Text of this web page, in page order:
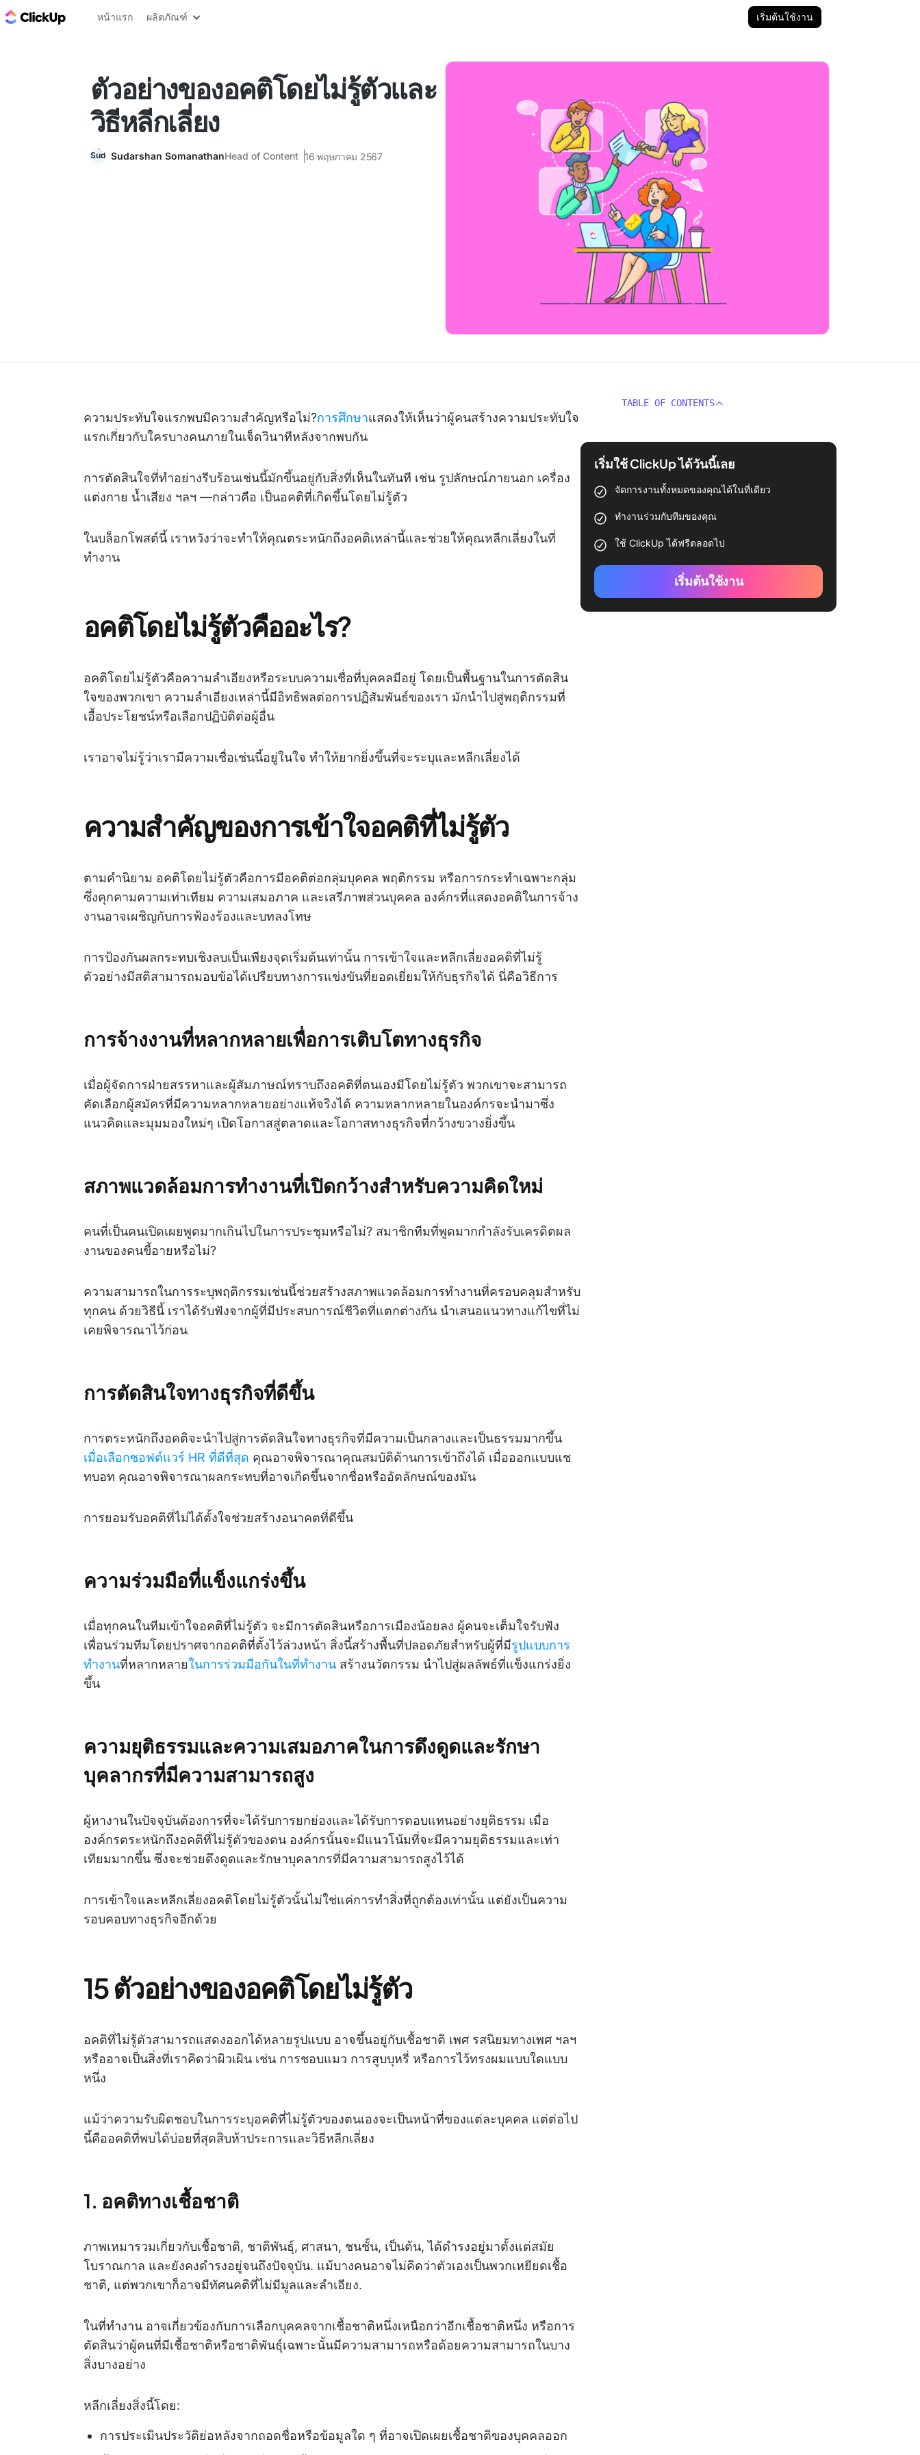
บล็อก ClickUp
หน้าแรก ผลิตภัณฑ์ เริ่มต้นใช้งาน
ตัวอย่างของอคติโดยไม่รู้ตัวและ
วิธีหลีกเลี่ยง
Sudarshan SomanathanHead of Content 16 พฤษภาคม 2567
ความประทับใจแรกพบมีความสำคัญหรือไม่?การศึกษาแสดงให้เห็นว่าผู้คนสร้างความประทับใจ
แรกเกี่ยวกับใครบางคนภายในเจ็ดวินาทีหลังจากพบกัน
การตัดสินใจที่ทำอย่างรีบร้อนเช่นนี้มักขึ้นอยู่กับสิ่งที่เห็นในทันที เช่น รูปลักษณ์ภายนอก เครื่อง
แต่งกาย น้ำเสียง ฯลฯ —กล่าวคือ เป็นอคติที่เกิดขึ้นโดยไม่รู้ตัว
ในบล็อกโพสต์นี้ เราหวังว่าจะทำให้คุณตระหนักถึงอคติเหล่านี้และช่วยให้คุณหลีกเลี่ยงในที่
ทำงาน
อคติโดยไม่รู้ตัวคืออะไร?
อคติโดยไม่รู้ตัวคือความลำเอียงหรือระบบความเชื่อที่บุคคลมีอยู่ โดยเป็นพื้นฐานในการตัดสิน
ใจของพวกเขา ความลำเอียงเหล่านี้มีอิทธิพลต่อการปฏิสัมพันธ์ของเรา มักนำไปสู่พฤติกรรมที่
เอื้อประโยชน์หรือเลือกปฏิบัติต่อผู้อื่น
เราอาจไม่รู้ว่าเรามีความเชื่อเช่นนี้อยู่ในใจ ทำให้ยากยิ่งขึ้นที่จะระบุและหลีกเลี่ยงได้
ความสำคัญของการเข้าใจอคติที่ไม่รู้ตัว
ตามคำนิยาม อคติโดยไม่รู้ตัวคือการมีอคติต่อกลุ่มบุคคล พฤติกรรม หรือการกระทำเฉพาะกลุ่ม
ซึ่งคุกคามความเท่าเทียม ความเสมอภาค และเสรีภาพส่วนบุคคล องค์กรที่แสดงอคติในการจ้าง
งานอาจเผชิญกับการฟ้องร้องและบทลงโทษ
การป้องกันผลกระทบเชิงลบเป็นเพียงจุดเริ่มต้นเท่านั้น การเข้าใจและหลีกเลี่ยงอคติที่ไม่รู้
ตัวอย่างมีสติสามารถมอบข้อได้เปรียบทางการแข่งขันที่ยอดเยี่ยมให้กับธุรกิจได้ นี่คือวิธีการ
การจ้างงานที่หลากหลายเพื่อการเติบโตทางธุรกิจ
เมื่อผู้จัดการฝ่ายสรรหาและผู้สัมภาษณ์ทราบถึงอคติที่ตนเองมีโดยไม่รู้ตัว พวกเขาจะสามารถ
คัดเลือกผู้สมัครที่มีความหลากหลายอย่างแท้จริงได้ ความหลากหลายในองค์กรจะนำมาซึ่ง
แนวคิดและมุมมองใหม่ๆ เปิดโอกาสสู่ตลาดและโอกาสทางธุรกิจที่กว้างขวางยิ่งขึ้น
สภาพแวดล้อมการทำงานที่เปิดกว้างสำหรับความคิดใหม่
คนที่เป็นคนเปิดเผยพูดมากเกินไปในการประชุมหรือไม่? สมาชิกทีมที่พูดมากกำลังรับเครดิตผล
งานของคนขี้อายหรือไม่?
ความสามารถในการระบุพฤติกรรมเช่นนี้ช่วยสร้างสภาพแวดล้อมการทำงานที่ครอบคลุมสำหรับ
ทุกคน ด้วยวิธีนี้ เราได้รับฟังจากผู้ที่มีประสบการณ์ชีวิตที่แตกต่างกัน นำเสนอแนวทางแก้ไขที่ไม่
เคยพิจารณาไว้ก่อน
การตัดสินใจทางธุรกิจที่ดีขึ้น
การตระหนักถึงอคติจะนำไปสู่การตัดสินใจทางธุรกิจที่มีความเป็นกลางและเป็นธรรมมากขึ้น
เมื่อเลือกซอฟต์แวร์ HR ที่ดีที่สุด คุณอาจพิจารณาคุณสมบัติด้านการเข้าถึงได้ เมื่อออกแบบแช
ทบอท คุณอาจพิจารณาผลกระทบที่อาจเกิดขึ้นจากชื่อหรืออัตลักษณ์ของมัน
การยอมรับอคติที่ไม่ได้ตั้งใจช่วยสร้างอนาคตที่ดีขึ้น
ความร่วมมือที่แข็งแกร่งขึ้น
เมื่อทุกคนในทีมเข้าใจอคติที่ไม่รู้ตัว จะมีการตัดสินหรือการเมืองน้อยลง ผู้คนจะเต็มใจรับฟัง
เพื่อนร่วมทีมโดยปราศจากอคติที่ตั้งไว้ล่วงหน้า สิ่งนี้สร้างพื้นที่ปลอดภัยสำหรับผู้ที่มีรูปแบบการ
ทำงานที่หลากหลายในการร่วมมือกันในที่ทำงาน สร้างนวัตกรรม นำไปสู่ผลลัพธ์ที่แข็งแกร่งยิ่ง
ขึ้น
ความยุติธรรมและความเสมอภาคในการดึงดูดและรักษา
บุคลากรที่มีความสามารถสูง
ผู้หางานในปัจจุบันต้องการที่จะได้รับการยกย่องและได้รับการตอบแทนอย่างยุติธรรม เมื่อ
องค์กรตระหนักถึงอคติที่ไม่รู้ตัวของตน องค์กรนั้นจะมีแนวโน้มที่จะมีความยุติธรรมและเท่า
เทียมมากขึ้น ซึ่งจะช่วยดึงดูดและรักษาบุคลากรที่มีความสามารถสูงไว้ได้
การเข้าใจและหลีกเลี่ยงอคติโดยไม่รู้ตัวนั้นไม่ใช่แค่การทำสิ่งที่ถูกต้องเท่านั้น แต่ยังเป็นความ
รอบคอบทางธุรกิจอีกด้วย
15 ตัวอย่างของอคติโดยไม่รู้ตัว
อคติที่ไม่รู้ตัวสามารถแสดงออกได้หลายรูปแบบ อาจขึ้นอยู่กับเชื้อชาติ เพศ รสนิยมทางเพศ ฯลฯ
หรืออาจเป็นสิ่งที่เราคิดว่าผิวเผิน เช่น การชอบแมว การสูบบุหรี่ หรือการไว้ทรงผมแบบใดแบบ
หนึ่ง
แม้ว่าความรับผิดชอบในการระบุอคติที่ไม่รู้ตัวของตนเองจะเป็นหน้าที่ของแต่ละบุคคล แต่ต่อไป
นี้คืออคติที่พบได้บ่อยที่สุดสิบห้าประการและวิธีหลีกเลี่ยง
1. อคติทางเชื้อชาติ
ภาพเหมารวมเกี่ยวกับเชื้อชาติ, ชาติพันธุ์, ศาสนา, ชนชั้น, เป็นต้น, ได้ดำรงอยู่มาตั้งแต่สมัย
โบราณกาล และยังคงดำรงอยู่จนถึงปัจจุบัน. แม้บางคนอาจไม่คิดว่าตัวเองเป็นพวกเหยียดเชื้อ
ชาติ, แต่พวกเขาก็อาจมีทัศนคติที่ไม่มีมูลและลำเอียง.
ในที่ทำงาน อาจเกี่ยวข้องกับการเลือกบุคคลจากเชื้อชาติหนึ่งเหนือกว่าอีกเชื้อชาติหนึ่ง หรือการ
ตัดสินว่าผู้คนที่มีเชื้อชาติหรือชาติพันธุ์เฉพาะนั้นมีความสามารถหรือด้อยความสามารถในบาง
สิ่งบางอย่าง
หลีกเลี่ยงสิ่งนี้โดย:
การประเมินประวัติย่อหลังจากถอดชื่อหรือข้อมูลใด ๆ ที่อาจเปิดเผยเชื้อชาติของบุคคลออก
TABLE OF CONTENTS
เริ่มใช้ ClickUp ได้วันนี้เลย
จัดการงานทั้งหมดของคุณได้ในที่เดียว
ทำงานร่วมกับทีมของคุณ
ใช้ ClickUp ได้ฟรีตลอดไป
เริ่มต้นใช้งาน